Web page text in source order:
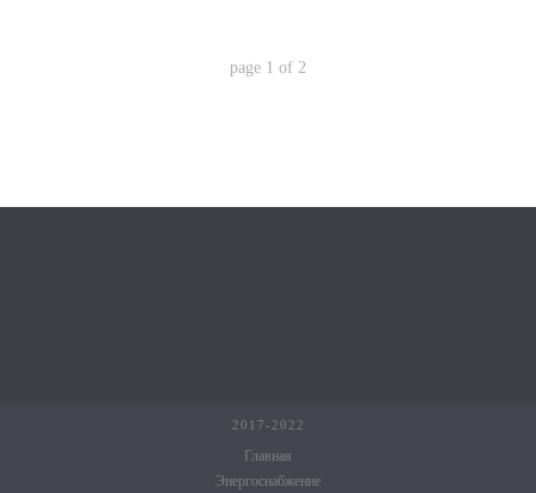
page 1 of 2
2017-2022
Главная
Энергоснабжение